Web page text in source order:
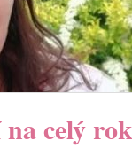
celý rok